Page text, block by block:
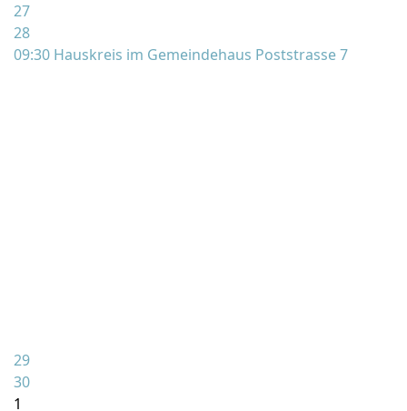
27
28
09:30 Hauskreis im Gemeindehaus Poststrasse 7
29
30
1